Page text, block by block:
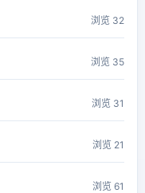
浏览 32
浏览 35
浏览 31
浏览 21
浏览 61